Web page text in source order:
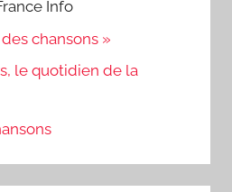
Info
chansons »
le quotidien de la